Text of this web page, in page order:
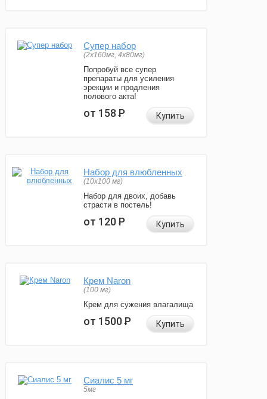
Супер набор
(2х160мг, 4х80мг)
Попробуй все супер
препараты для усиления
эрекции и продления
полового акта!
от 158Р Купить
Набор для влюбленных
(10х100 мг)
Набор для двоих, добавь
страсти в постель!
от 120Р Купить
Крем Naron
(100 мг)
Крем для сужения влагалища
от 1500Р Купить
Сиалис 5 мг
5мг